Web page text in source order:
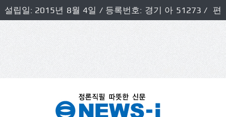
설립일: 2015년 8월 4일 / 등록번호: 경기 아 51273 / 편
집인 및 발행인: 허득천 / 개인정보책임자 및 청소년보호호
책임자: 최상규